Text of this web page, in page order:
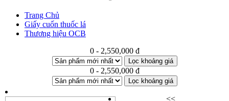
Trang Chủ
Giấy cuốn thuốc lá
Thương hiệu OCB
0 - 2,550,000 đ
Lọc khoảng giá
0 - 2,550,000 đ
Lọc khoảng giá
<<